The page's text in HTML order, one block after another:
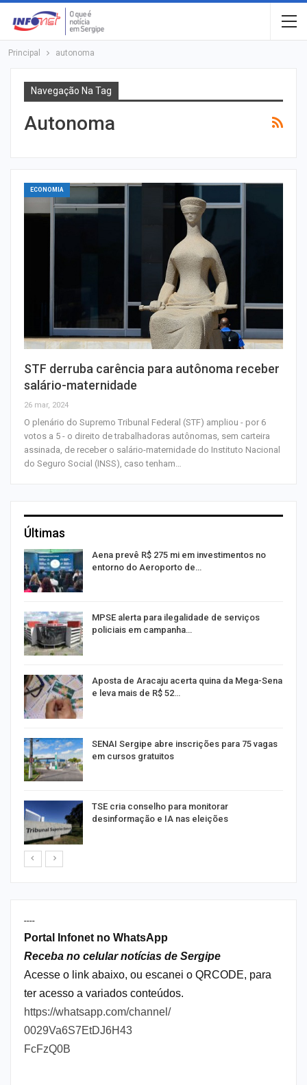
Principal autonoma
Navegação Na Tag
Autonoma
ECONOMIA
STF derruba carência para autônoma receber
salário-maternidade
26 mar, 2024
O plenário do Supremo Tribunal Federal (STF) ampliou - por 6
votos a 5 - o direito de trabalhadoras autônomas, sem carteira
assinada, de receber o salário-maternidade do Instituto Nacional
do Seguro Social (INSS), caso tenham…
Últimas
Aena prevê R$ 275 mi em investimentos no
entorno do Aeroporto de…
MPSE alerta para ilegalidade de serviços
policiais em campanha…
Aposta de Aracaju acerta quina da Mega-Sena
e leva mais de R$ 52…
SENAI Sergipe abre inscrições para 75 vagas
em cursos gratuitos
TSE cria conselho para monitorar
desinformação e IA nas eleições
----
Portal Infonet no WhatsApp
Receba no celular notícias de Sergipe
Acesse o link abaixo, ou escanei o QRCODE, para
ter acesso a variados conteúdos.
https://whatsapp.com/channel/
0029Va6S7EtDJ6H43
FcFzQ0B